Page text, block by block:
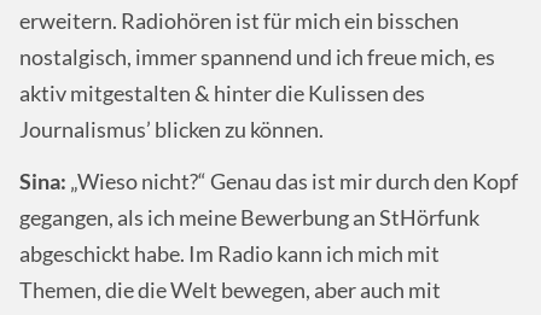
erweitern. Radiohören ist für mich ein bisschen
nostalgisch, immer spannend und ich freue mich, es
aktiv mitgestalten & hinter die Kulissen des
Journalismus’ blicken zu können.
Sina: „Wieso nicht?“ Genau das ist mir durch den Kopf
gegangen, als ich meine Bewerbung an StHörfunk
abgeschickt habe. Im Radio kann ich mich mit
Themen, die die Welt bewegen, aber auch mit